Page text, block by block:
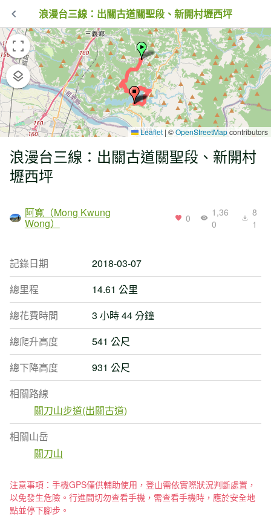
浪漫台三線：出關古道關聖段、新開村壢西坪
Leaflet | ©OpenStreetMapcontributors
浪漫台三線：出關古道關聖段、新開村
壢西坪
阿寬（Mong Kwung
Wong） 0
1,36
0
8
1
記錄日期
2018-03-07
總里程
14.61 公里
總花費時間
3 小時 44 分鐘
總爬升高度
541 公尺
總下降高度
931 公尺
相關路線
關刀山步道(出關古道)
相關山岳
關刀山
注意事項：手機GPS僅供輔助使用，登山需依實際狀況判斷處置，
以免發生危險。行進間切勿查看手機，需查看手機時，應於安全地
點並停下腳步。